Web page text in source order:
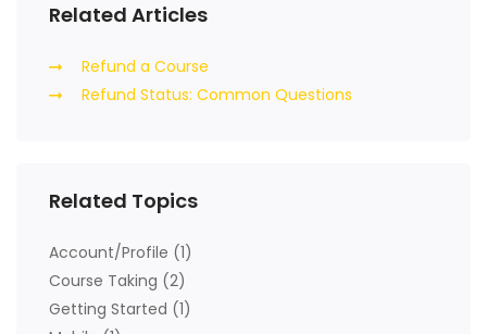
Related Articles
Refund a Course
Refund Status: Common Questions
Related Topics
Account/Profile (1)
Course Taking (2)
Getting Started (1)